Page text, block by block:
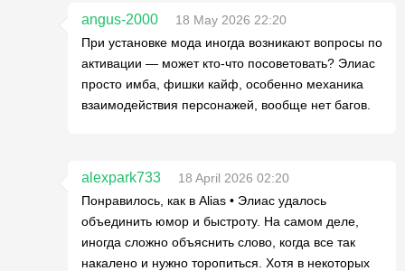
angus-2000
18 May 2026 22:20
При установке мода иногда возникают вопросы по
активации — может кто-что посоветовать? Элиас
просто имба, фишки кайф, особенно механика
взаимодействия персонажей, вообще нет багов.
alexpark733
18 April 2026 02:20
Понравилось, как в Alias • Элиас удалось
объединить юмор и быстроту. На самом деле,
иногда сложно объяснить слово, когда все так
накалено и нужно торопиться. Хотя в некоторых